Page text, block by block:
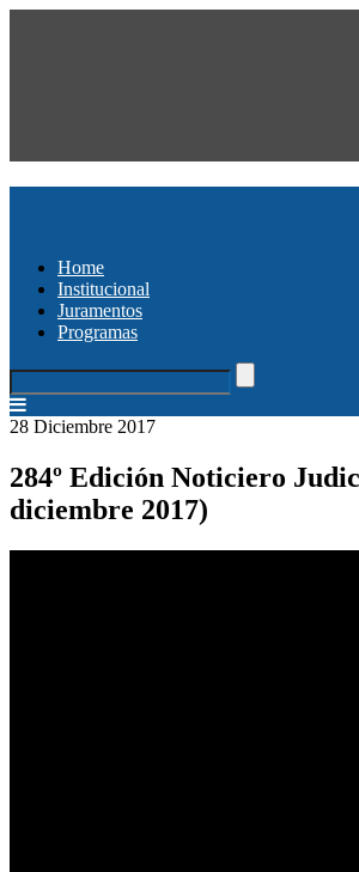
Home
Institucional
Juramentos
Programas
28 Diciembre 2017
284º Edición Noticiero
diciembre 2017)